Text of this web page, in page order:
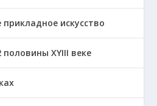
искусство
ХҮІІІ веке